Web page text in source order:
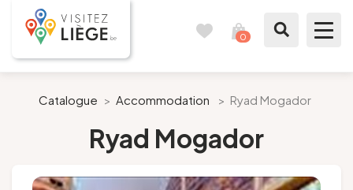
0
Like a citizen of Liège
Prepare my stay
Catalogue > Accommodation > Ryad Mogador
Ryad Mogador